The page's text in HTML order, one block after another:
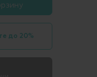
до 20%